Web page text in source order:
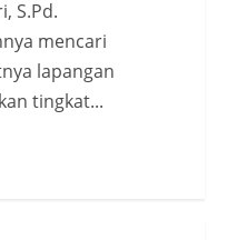
S.Pd.
mencari
lapangan
tingkat...